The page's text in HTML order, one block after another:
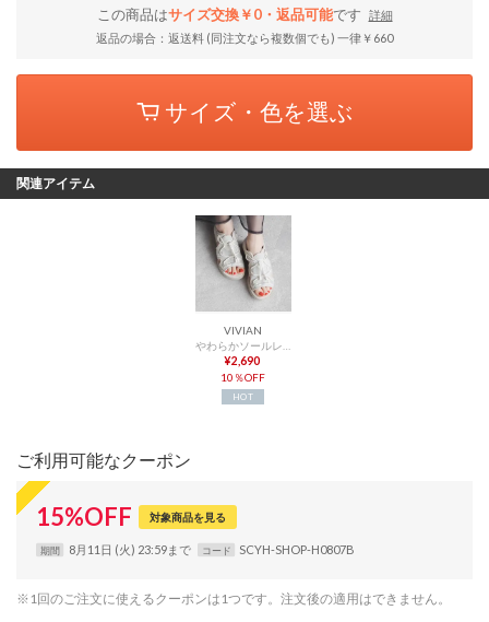
この商品はサイズ交換￥0・返品可能です
詳細
返品の場合：返送料 (同注文なら複数個でも) 一律￥660
サイズ・色を選ぶ
関連アイテム
VIVIAN
¥2,690
10％OFF
HOT
ご利用可能なクーポン
15%OFF 対象商品を見る
期間 8月11日 (火) 23:59まで コード SCYH-SHOP-H0807B
※1回のご注文に使えるクーポンは1つです。注文後の適用はできません。